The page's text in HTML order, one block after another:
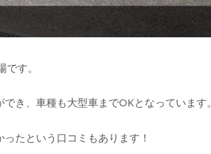
す。
き、車種も大型車までOKとなっています。
たという口コミもあります！